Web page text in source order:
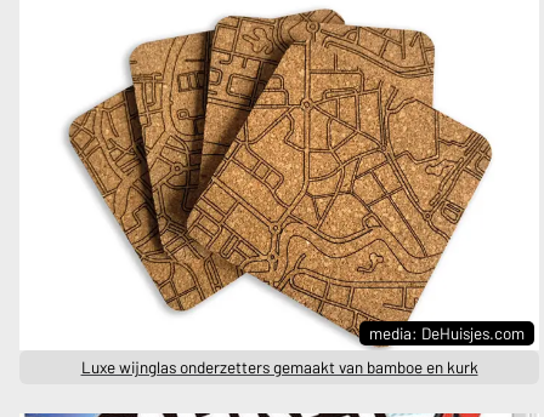
media: DeHuisjes.com
Luxe wijnglas onderzetters gemaakt van bamboe en kurk